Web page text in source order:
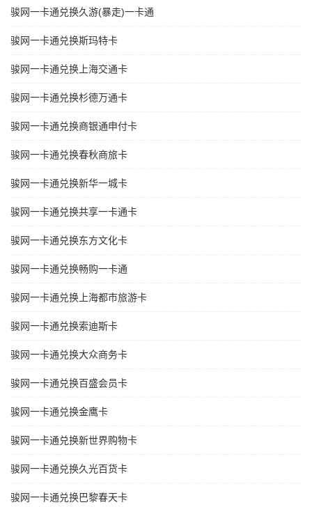
骏网一卡通兑换久游(暴走)一卡通
骏网一卡通兑换斯玛特卡
骏网一卡通兑换上海交通卡
骏网一卡通兑换杉德万通卡
骏网一卡通兑换商银通申付卡
骏网一卡通兑换春秋商旅卡
骏网一卡通兑换新华一城卡
骏网一卡通兑换共享一卡通卡
骏网一卡通兑换东方文化卡
骏网一卡通兑换畅购一卡通
骏网一卡通兑换上海都市旅游卡
骏网一卡通兑换索迪斯卡
骏网一卡通兑换大众商务卡
骏网一卡通兑换百盛会员卡
骏网一卡通兑换金鹰卡
骏网一卡通兑换新世界购物卡
骏网一卡通兑换久光百货卡
骏网一卡通兑换巴黎春天卡